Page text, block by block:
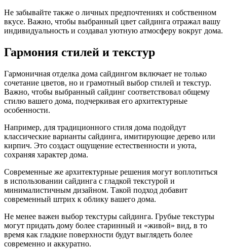
Не забывайте также о личных предпочтениях и собственном
вкусе. Важно, чтобы выбранный цвет сайдинга отражал вашу
индивидуальность и создавал уютную атмосферу вокруг дома.
Гармония стилей и текстур
Гармоничная отделка дома сайдингом включает не только
сочетание цветов, но и грамотный выбор стилей и текстур.
Важно, чтобы выбранный сайдинг соответствовал общему
стилю вашего дома, подчеркивая его архитектурные
особенности.
Например, для традиционного стиля дома подойдут
классические варианты сайдинга, имитирующие дерево или
кирпич. Это создаст ощущение естественности и уюта,
сохраняя характер дома.
Современные же архитектурные решения могут воплотиться
в использовании сайдинга с гладкой текстурой и
минималистичным дизайном. Такой подход добавит
современный штрих к облику вашего дома.
Не менее важен выбор текстуры сайдинга. Грубые текстуры
могут придать дому более старинный и «живой» вид, в то
время как гладкие поверхности будут выглядеть более
современно и аккуратно.